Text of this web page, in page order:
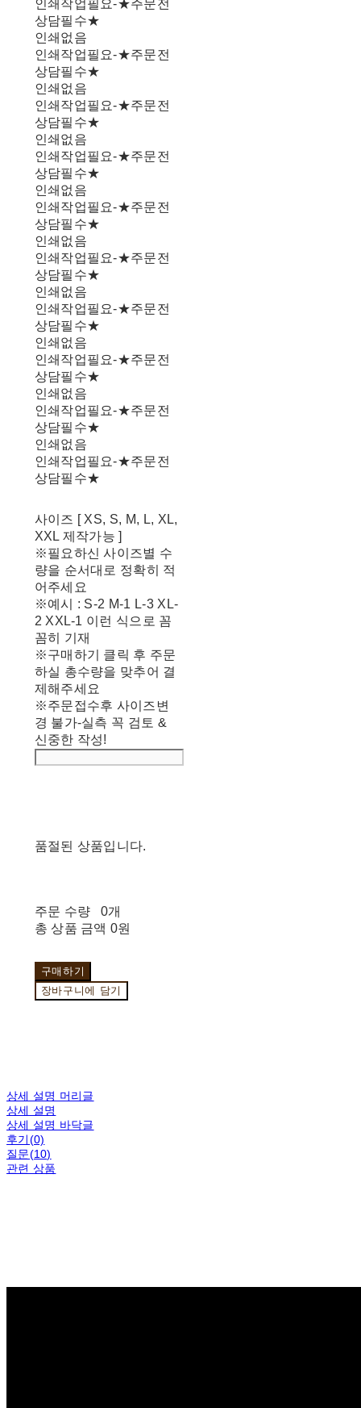
인쇄작업필요-★주문전
상담필수★
인쇄없음
인쇄작업필요-★주문전
상담필수★
인쇄없음
인쇄작업필요-★주문전
상담필수★
인쇄없음
인쇄작업필요-★주문전
상담필수★
인쇄없음
인쇄작업필요-★주문전
상담필수★
인쇄없음
인쇄작업필요-★주문전
상담필수★
인쇄없음
인쇄작업필요-★주문전
상담필수★
인쇄없음
인쇄작업필요-★주문전
상담필수★
인쇄없음
인쇄작업필요-★주문전
상담필수★
인쇄없음
인쇄작업필요-★주문전
상담필수★
사이즈 [ XS, S, M, L, XL,
XXL 제작가능 ]
※필요하신 사이즈별 수
량을 순서대로 정확히 적
어주세요
※예시 : S-2 M-1 L-3 XL-
2 XXL-1 이런 식으로 꼼
꼼히 기재
※구매하기 클릭 후 주문
하실 총수량을 맞추어 결
제해주세요
※주문접수후 사이즈변
경 불가-실측 꼭 검토 &
신중한 작성!
품절된 상품입니다.
주문 수량
0개
총 상품 금액 0원
구매하기
장바구니에 담기
상세 설명 머리글
상세 설명
상세 설명 바닥글
후기(0)
질문(10)
관련 상품